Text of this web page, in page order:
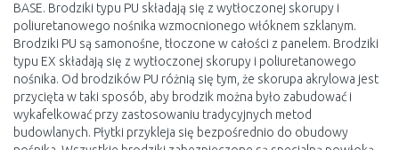
BASE. Brodziki typu PU składają się z wytłoczonej skorupy i
poliuretanowego nośnika wzmocnionego włóknem szklanym.
Brodziki PU są samonośne, tłoczone w całości z panelem. Brodziki
typu EX składają się z wytłoczonej skorupy i poliuretanowego
nośnika. Od brodzików PU różnią się tym, że skorupa akrylowa jest
przycięta w taki sposób, aby brodzik można było zabudować i
wykafelkować przy zastosowaniu tradycyjnych metod
budowlanych. Płytki przykleja się bezpośrednio do obudowy